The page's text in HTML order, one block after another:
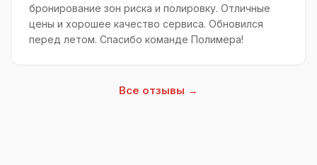
бронирование зон риска и полировку. Отличные
цены и хорошее качество сервиса. Обновился
перед летом. Спасибо команде Полимера!
Все отзывы →